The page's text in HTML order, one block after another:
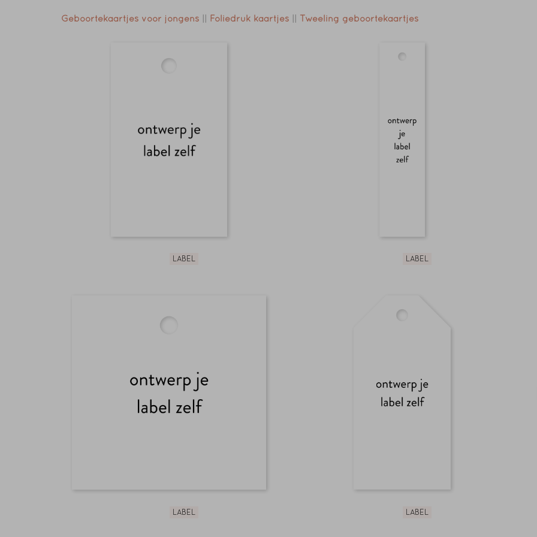
Geboortekaartjes voor jongens Foliedruk kaartjes Tweeling geboortekaartjes
LABEL LABEL
LABEL LABEL